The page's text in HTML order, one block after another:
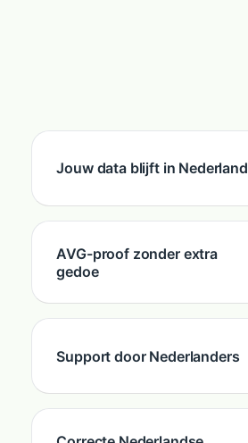
Jouw data blijft in Nederland
AVG-proof zonder extra
gedoe
Support door Nederlanders